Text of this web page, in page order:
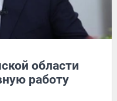
области
работу